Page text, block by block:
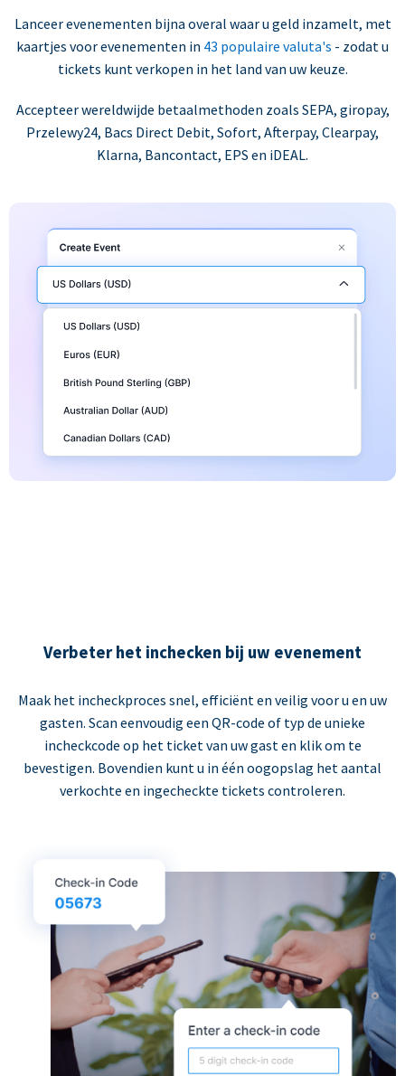
Lanceer evenementen bijna overal waar u geld inzamelt, met
kaartjes voor evenementen in 43 populaire valuta's - zodat u
tickets kunt verkopen in het land van uw keuze.
Accepteer wereldwijde betaalmethoden zoals SEPA, giropay,
Przelewy24, Bacs Direct Debit, Sofort, Afterpay, Clearpay,
Klarna, Bancontact, EPS en iDEAL.
Verbeter het inchecken bij uw evenement
Maak het incheckproces snel, efficiënt en veilig voor u en uw
gasten. Scan eenvoudig een QR-code of typ de unieke
incheckcode op het ticket van uw gast en klik om te
bevestigen. Bovendien kunt u in één oogopslag het aantal
verkochte en ingecheckte tickets controleren.